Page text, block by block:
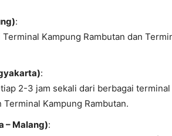
:
Kampung Rambutan dan
:
2-3 jam sekali dari berbagai
Kampung Rambutan.
– Malang):